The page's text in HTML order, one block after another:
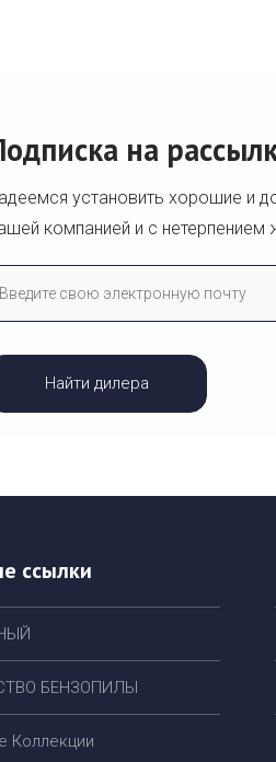
на
установить хорошие и
компанией и с
Найти дилера
ссылки
БЕНЗОПИЛЫ
Коллекции